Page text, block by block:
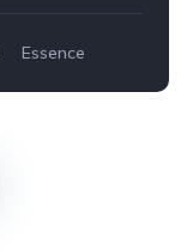
Essence